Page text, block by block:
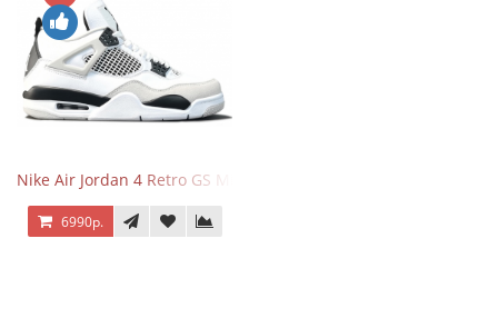
Nike Air Jordan 4 Retro GS Military Black
6990р.